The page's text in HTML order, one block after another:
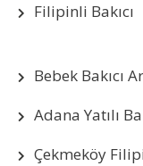
Filipinli Bakıcı
Bebek Bakıcı
Adana Yatılı
Çekmeköy